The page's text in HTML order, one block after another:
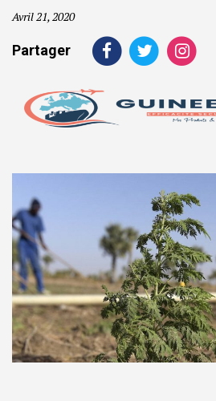
Avril 21, 2020
Partager